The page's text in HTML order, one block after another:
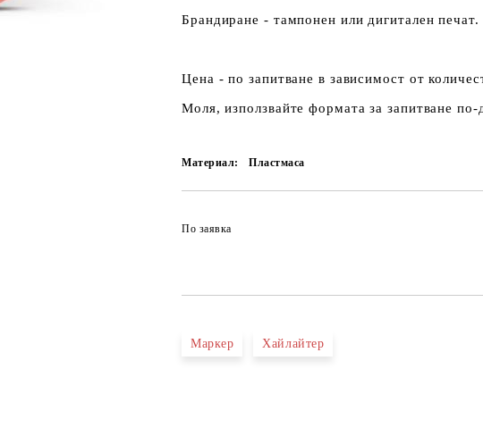
Брандиране - тампонен или дигитален печат.
Цена - по запитване в зависимост от
Моля, използвайте формата за запитване по-
Материал: Пластмаса
По заявка
Маркер Хайлайтер